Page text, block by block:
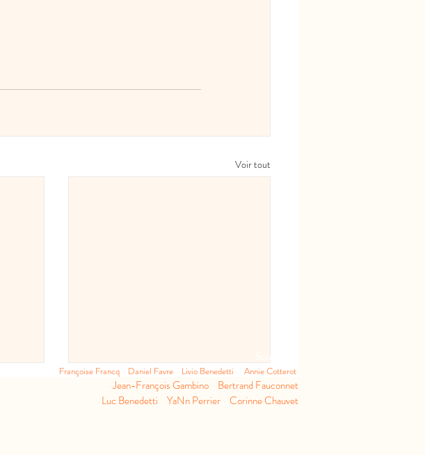
Voir tout
Françoise Francq Daniel Favre Livio Benedetti Annie Cotterot
-Jean-François Gambino
Bertrand Fauconnet
Luc Benedetti
YaNn Perrier Corinne Chauvet